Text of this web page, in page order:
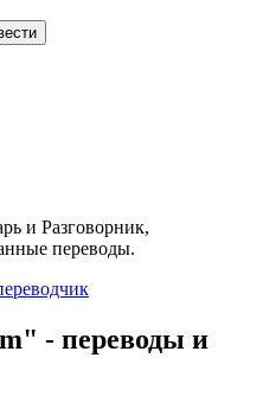
и Разговорник,
переводы.
- переводы и